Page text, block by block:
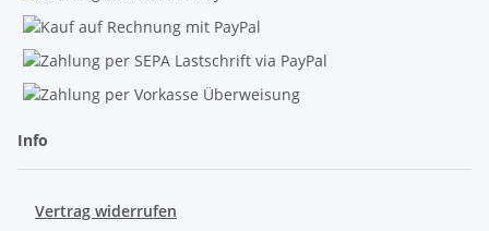
Info
Vertrag widerrufen